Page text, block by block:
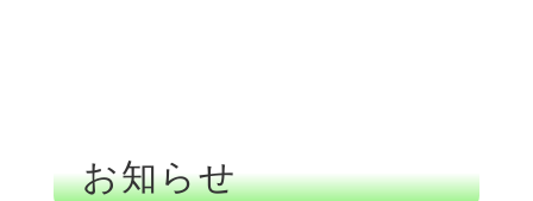
お知らせ